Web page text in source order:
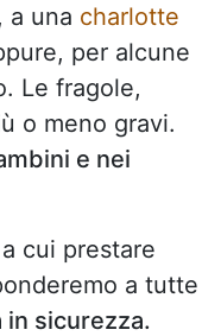
, a una charlotte
per alcune
Le fragole,
o meno gravi.
e nei
cui prestare
a tutte
in sicurezza.